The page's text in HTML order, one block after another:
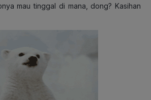
mau tinggal di mana, dong? Kasihan